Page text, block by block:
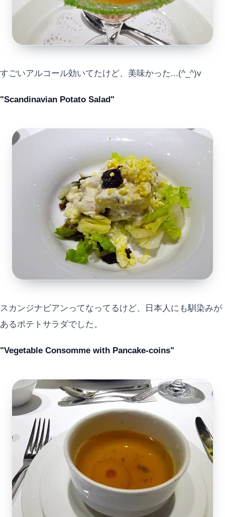
すごいアルコール効いてたけど、美味かった...(^_^)v
"Scandinavian Potato Salad"
スカンジナビアンってなってるけど、日本人にも馴染みが
あるポテトサラダでした。
"Vegetable Consomme with Pancake-coins"